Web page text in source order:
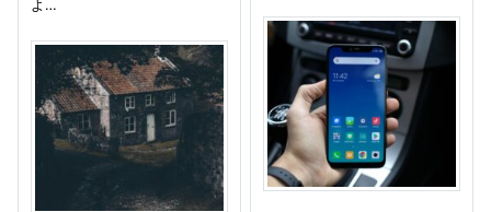
よ…